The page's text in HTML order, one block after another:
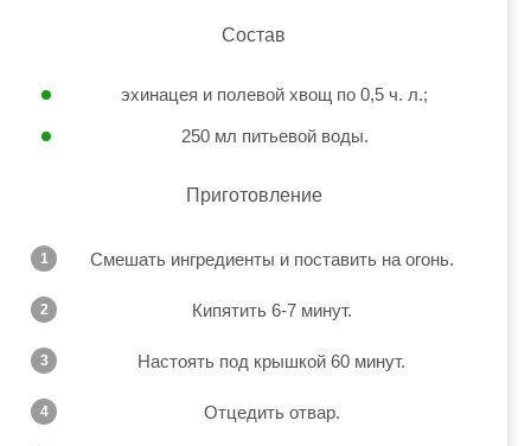
Состав
эхинацея и полевой хвощ по 0,5 ч. л.;
250 мл питьевой воды.
Приготовление
Смешать ингредиенты и поставить на огонь.
Кипятить 6-7 минут.
Настоять под крышкой 60 минут.
Отцедить отвар.